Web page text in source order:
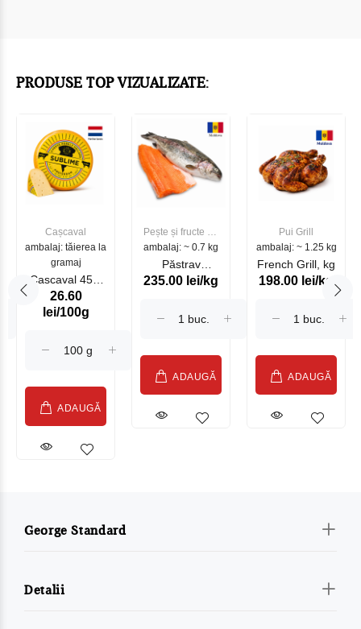
PRODUSE TOP VIZUALIZATE:
Cașcaval
ambalaj: tăierea la
gramaj
Cascaval 45%
Maasdam
Sublime Cow
26.60
lei/100g
ADAUGĂ
Pește și fructe de
mare
ambalaj: ~ 0.7 kg
Păstrav
Somonat
235.00 lei/kg
ADAUGĂ
Pui Grill
ambalaj: ~ 1.25 kg
French Grill, kg
198.00 lei/kg
ADAUGĂ
George Standard
Detalii